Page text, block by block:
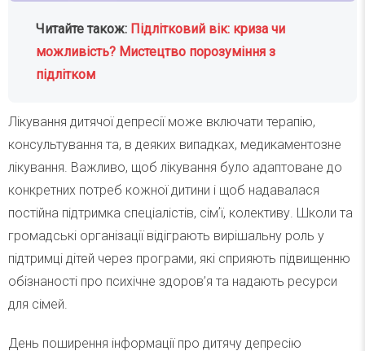
Читайте також: Підлітковий вік: криза чи
можливість? Мистецтво порозуміння з
підлітком
Лікування дитячої депресії може включати терапію,
консультування та, в деяких випадках, медикаментозне
лікування. Важливо, щоб лікування було адаптоване до
конкретних потреб кожної дитини і щоб надавалася
постійна підтримка спеціалістів, сімʼї, колективу. Школи та
громадські організації відіграють вирішальну роль у
підтримці дітей через програми, які сприяють підвищенню
обізнаності про психічне здоров’я та надають ресурси
для сімей.
День поширення інформації про дитячу депресію